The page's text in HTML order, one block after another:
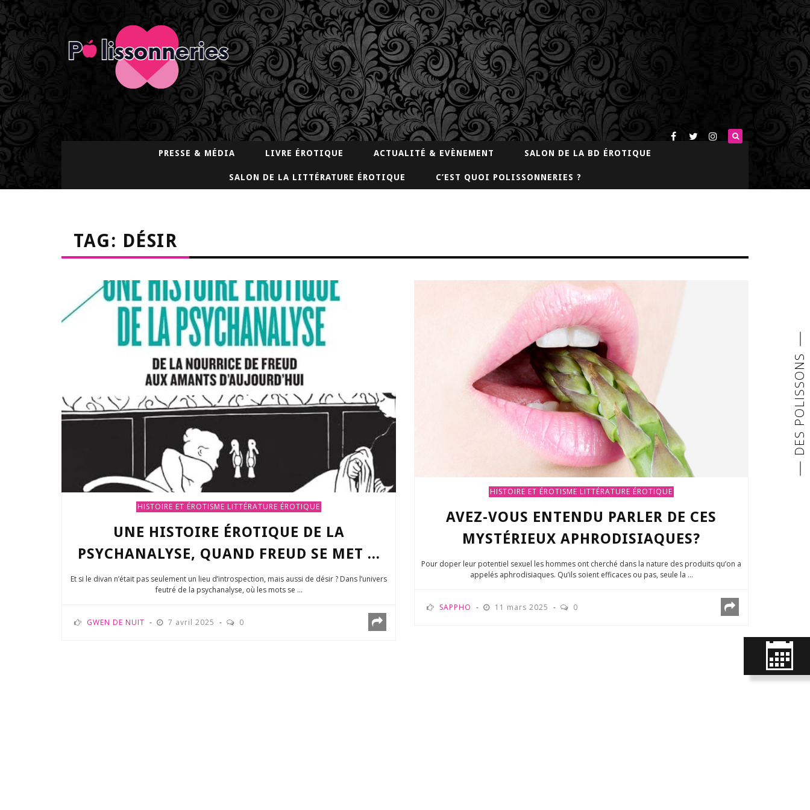
DES POLISSONS
PRESSE & MÉDIA LIVRE ÉROTIQUE ACTUALITÉ & EVÈNEMENT SALON DE LA BD ÉROTIQUE
SALON DE LA LITTÉRATURE ÉROTIQUE C’EST QUOI POLISSONNERIES ?
TAG: DÉSIR
HISTOIRE ET ÉROTISME LITTÉRATURE ÉROTIQUE
UNE HISTOIRE ÉROTIQUE DE LA
PSYCHANALYSE, QUAND FREUD SE MET ...
Et si le divan n’était pas seulement un lieu d’introspection, mais aussi de désir ? Dans l’univers
feutré de la psychanalyse, où les mots se ...
GWEN DE NUIT 7 avril 2025 0
HISTOIRE ET ÉROTISME LITTÉRATURE ÉROTIQUE
AVEZ-VOUS ENTENDU PARLER DE CES
MYSTÉRIEUX APHRODISIAQUES?
Pour doper leur potentiel sexuel les hommes ont cherché dans la nature des produits qu’on a
appelés aphrodisiaques. Qu’ils soient efficaces ou pas, seule la ...
SAPPHO 11 mars 2025 0